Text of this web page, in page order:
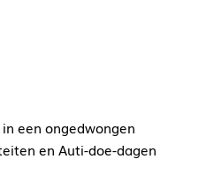
een ongedwongen
en Auti-doe-dagen